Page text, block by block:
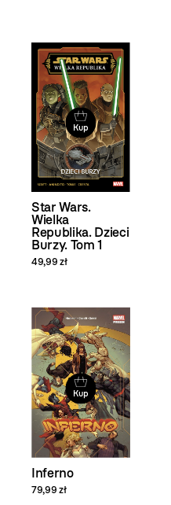
Kup
Star Wars.
Wielka
Republika. Dzieci
Burzy. Tom 1
49,99 zł
Kup
Inferno
79,99 zł